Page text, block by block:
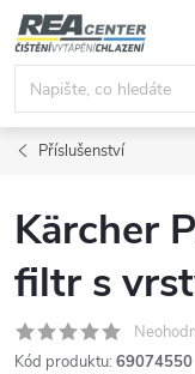
Přejít
na
obsah
Příslušenství
Kärcher
filtr s
Kód produktu: 69074550